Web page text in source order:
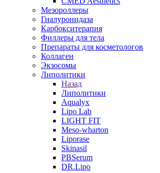
Мезороллеры
Гиалуронидаза
Карбокситерапия
Филлеры для тела
Препараты для косметологов
Коллаген
Экзосомы
Липолитики
Назад
Липолитики
Aqualyx
Lipo Lab
LIGHT FIT
Meso-wharton
Liporase
Skinasil
PBSerum
DR.Lipo